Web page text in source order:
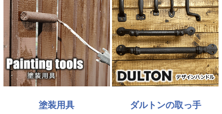
塗装用具 ダルトンの取っ手